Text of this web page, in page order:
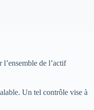
de l’actif
Un tel contrôle vise à